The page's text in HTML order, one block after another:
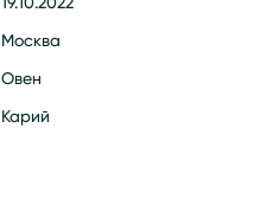
Москва
Овен
Карий